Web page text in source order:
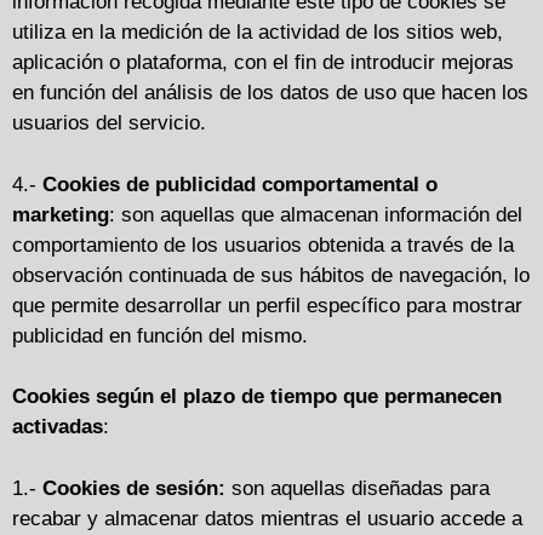
utiliza en la medición de la actividad de los sitios web,
aplicación o plataforma, con el fin de introducir mejoras
en función del análisis de los datos de uso que hacen los
usuarios del servicio.
4.- Cookies de publicidad comportamental o
marketing: son aquellas que almacenan información del
comportamiento de los usuarios obtenida a través de la
observación continuada de sus hábitos de navegación, lo
que permite desarrollar un perfil específico para mostrar
publicidad en función del mismo.
Cookies según el plazo de tiempo que permanecen
activadas:
1.- Cookies de sesión: son aquellas diseñadas para
recabar y almacenar datos mientras el usuario accede a